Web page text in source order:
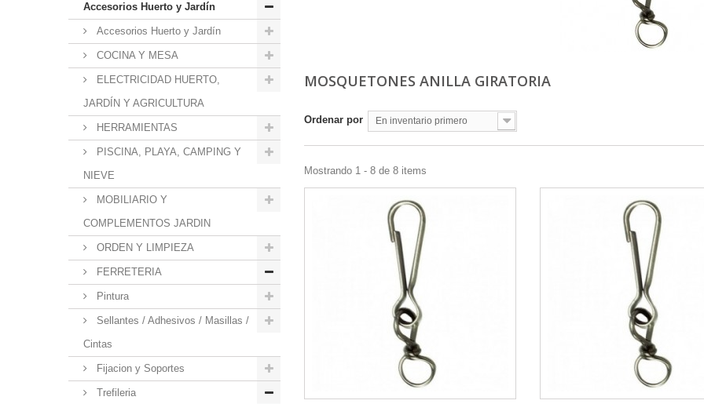
Accesorios Huerto y Jardín
Accesorios Huerto y Jardín
COCINA Y MESA
ELECTRICIDAD HUERTO,
JARDÍN Y AGRICULTURA
HERRAMIENTAS
PISCINA, PLAYA, CAMPING Y
NIEVE
MOBILIARIO Y
COMPLEMENTOS JARDIN
ORDEN Y LIMPIEZA
FERRETERIA
Pintura
Sellantes / Adhesivos / Masillas /
Cintas
Fijacion y Soportes
Trefileria
MOSQUETONES ANILLA GIRATORIA
Ordenar por En inventario primero
Mostrando 1 - 8 de 8 items